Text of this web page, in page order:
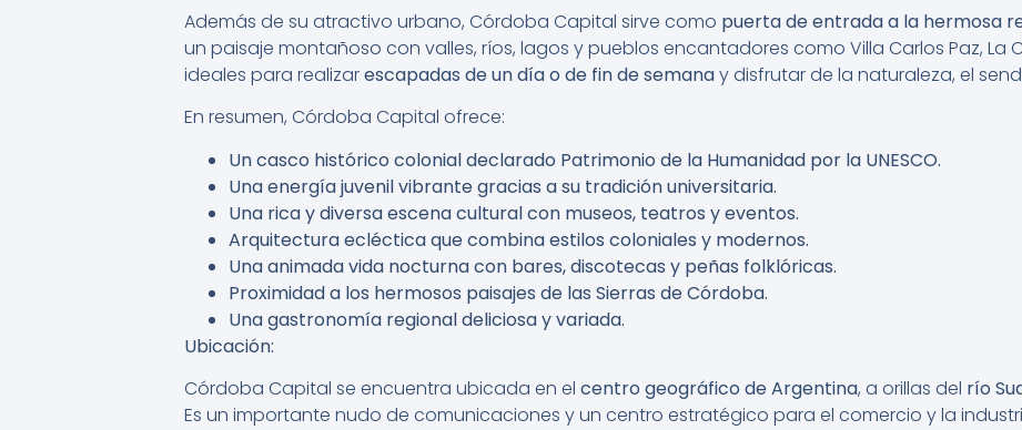
Además de su atractivo urbano, Córdoba Capital sirve como puerta de entrada a la hermosa
un paisaje montañoso con valles, ríos, lagos y pueblos encantadores como Villa Carlos Paz, La
ideales para realizarescapadas de un día o de fin de semanay disfrutar de la naturaleza, el
En resumen, Córdoba Capital ofrece:
Un casco histórico colonial declarado Patrimonio de la Humanidad por la UNESCO.
Una energía juvenil vibrante gracias a su tradición universitaria.
Una rica y diversa escena cultural con museos, teatros y eventos.
Arquitectura ecléctica que combina estilos coloniales y modernos.
Una animada vida nocturna con bares, discotecas y peñas folklóricas.
Proximidad a los hermosos paisajes de las Sierras de Córdoba.
Una gastronomía regional deliciosa y variada.
Ubicación:
Córdoba Capital se encuentra ubicada en el centro geográfico de Argentina, a orillas del río
Es un importante nudo de comunicaciones y un centro estratégico para el comercio y la